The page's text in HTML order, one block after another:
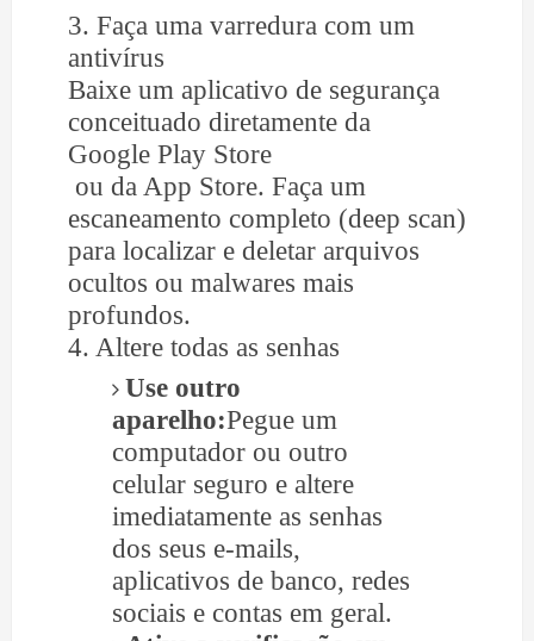
3. Faça uma varredura com um
antivírus
Baixe um aplicativo de segurança
conceituado diretamente da
Google Play Store
ou da App Store. Faça um
escaneamento completo (deep scan)
para localizar e deletar arquivos
ocultos ou malwares mais
profundos.
4. Altere todas as senhas
Use outro
aparelho:Pegue um
computador ou outro
celular seguro e altere
imediatamente as senhas
dos seus e-mails,
aplicativos de banco, redes
sociais e contas em geral.